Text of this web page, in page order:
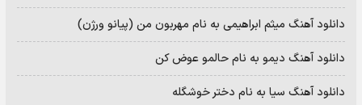
دانلود آهنگ میثم ابراهیمی به نام مهربون من (پیانو ورژن)
دانلود آهنگ دیمو به نام حالمو عوض کن
دانلود آهنگ سیا به نام دختر خوشگله